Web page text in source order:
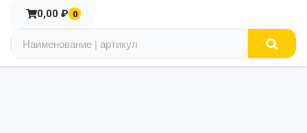
0,00 ₽ 0